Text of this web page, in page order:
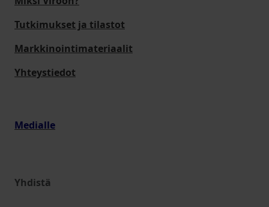
Tutkimukset ja tilastot
Markkinointimateriaalit
Yhteystiedot
Medialle
Yhdistä